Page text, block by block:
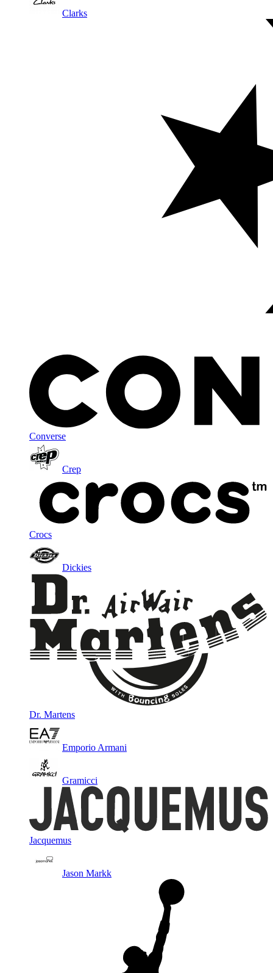
Clarks
Converse
Crep
Crocs
Dickies
Dr. Martens
Emporio Armani
Gramicci
Jacquemus
Jason Markk